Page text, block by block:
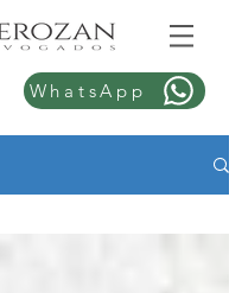
WhatsApp